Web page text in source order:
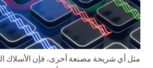
مثل أي شريحة مصنعة أخرى، فإن الأسلاك